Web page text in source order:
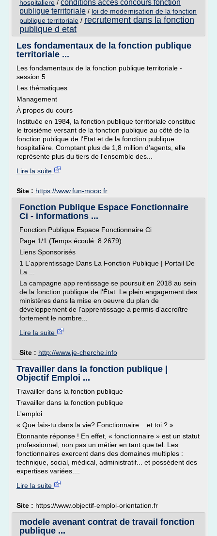
hospitaliere / conditions acces concours fonction
publique territoriale / loi de modernisation de la fonction
publique territoriale / recrutement dans la fonction
publique d etat
Les fondamentaux de la fonction publique
territoriale ...
Les fondamentaux de la fonction publique territoriale -
session 5
Les thématiques
Management
À propos du cours
Instituée en 1984, la fonction publique territoriale constitue
le troisième versant de la fonction publique au côté de la
fonction publique de l'Etat et de la fonction publique
hospitalière. Comptant plus de 1,8 million d'agents, elle
représente plus du tiers de l'ensemble des...
Lire la suite
Site : https://www.fun-mooc.fr
Fonction Publique Espace Fonctionnaire
Ci - informations ...
Fonction Publique Espace Fonctionnaire Ci
Page 1/1 (Temps écoulé: 8.2679)
Liens Sponsorisés
1 L'apprentissage Dans La Fonction Publique | Portail De
La ...
La campagne app rentissage se poursuit en 2018 au sein
de la fonction publique de l'État. Le plein engagement des
ministères dans la mise en oeuvre du plan de
développement de l'apprentissage a permis d'accroître
fortement le nombre...
Lire la suite
Site : http://www.je-cherche.info
Travailler dans la fonction publique |
Objectif Emploi ...
Travailler dans la fonction publique
Travailler dans la fonction publique
L'emploi
« Que fais-tu dans la vie? Fonctionnaire... et toi ? »
Etonnante réponse ! En effet, « fonctionnaire » est un statut
professionnel, non pas un métier en tant que tel. Les
fonctionnaires exercent dans des domaines multiples :
technique, social, médical, administratif... et possèdent des
expertises variées....
Lire la suite
Site : https://www.objectif-emploi-orientation.fr
modele avenant contrat de travail fonction
publique ...